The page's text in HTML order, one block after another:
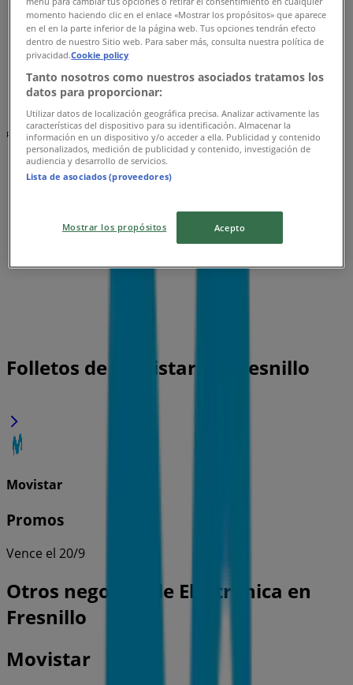
AV HIDALGO 17, Fresnillo
261 m
Abierto
Publicidad
Folletos de Movistar en Fresnillo
Movistar
Promos
Vence el 20/9
Otros negocios de Electrónica en
Fresnillo
Movistar
momento haciendo clic en el enlace «Mostrar los propósitos» que aparece
en el en la parte inferior de la página web. Tus opciones tendrán efecto
dentro de nuestro Sitio web. Para saber más, consulta nuestra política de
privacidad.Cookie policy
Tanto nosotros como nuestros asociados tratamos los
datos para proporcionar:
Utilizar datos de localización geográfica precisa. Analizar activamente las
características del dispositivo para su identificación. Almacenar la
información en un dispositivo y/o acceder a ella. Publicidad y contenido
personalizados, medición de publicidad y contenido, investigación de
audiencia y desarrollo de servicios.
Lista de asociados (proveedores)
Mostrar los propósitos Acepto